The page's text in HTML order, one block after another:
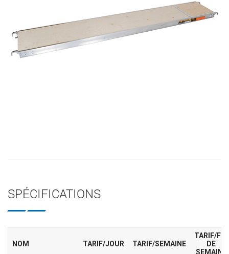
SPÉCIFICATIONS
NOM TARIF/JOUR TARIF/SEMAINE
TARIF/FIN
DE
SEMAINE